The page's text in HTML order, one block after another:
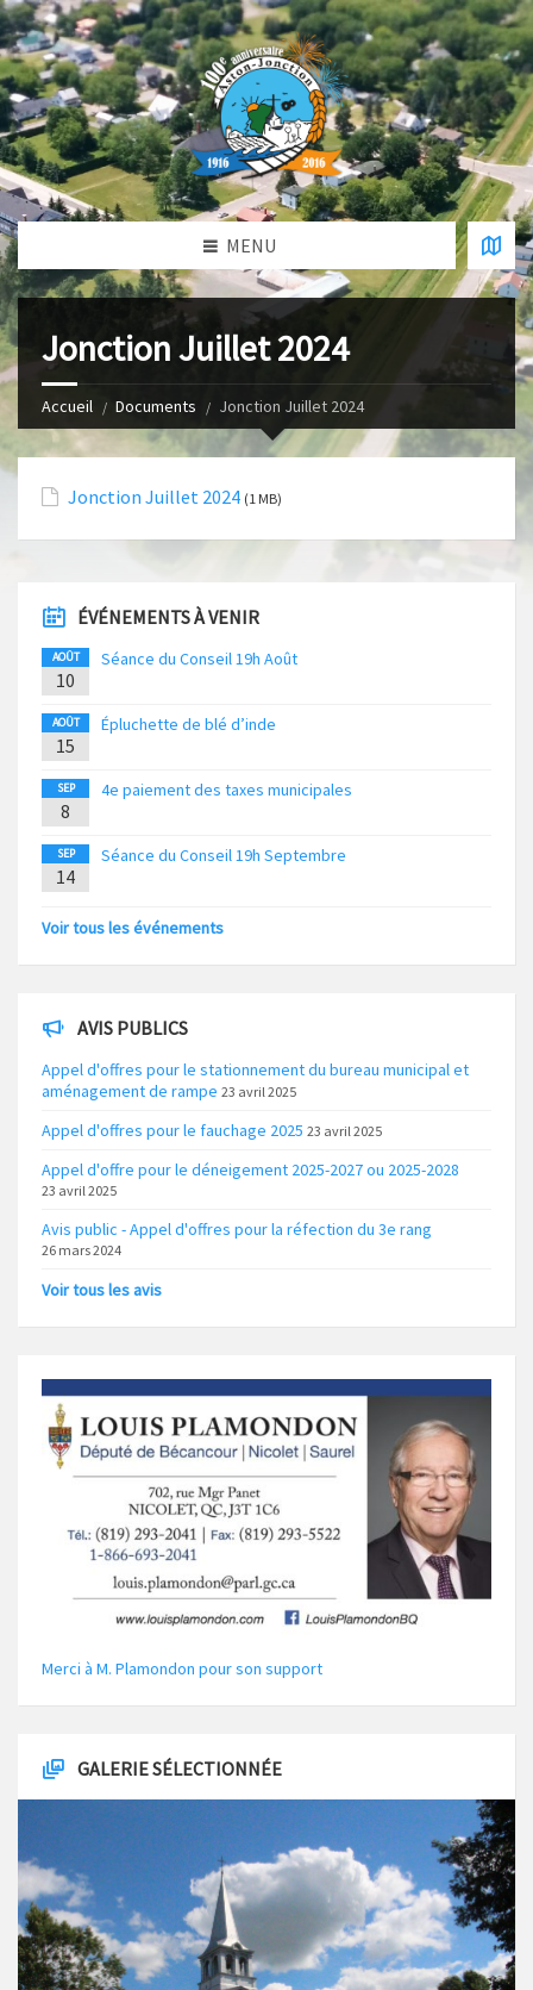
MENU
Jonction Juillet 2024
Accueil Documents Jonction Juillet 2024
Jonction Juillet 2024 (1 MB)
ÉVÉNEMENTS À VENIR
AOÛT
10
Séance du Conseil 19h Août
AOÛT
15
Épluchette de blé d’inde
SEP
8
4e paiement des taxes municipales
SEP
14
Séance du Conseil 19h Septembre
Voir tous les événements
AVIS PUBLICS
Appel d'offres pour le stationnement du bureau municipal et
aménagement de rampe 23 avril 2025
Appel d'offres pour le fauchage 2025 23 avril 2025
Appel d'offre pour le déneigement 2025-2027 ou 2025-2028
23 avril 2025
Avis public - Appel d'offres pour la réfection du 3e rang
26 mars 2024
Voir tous les avis
Merci à M. Plamondon pour son support
GALERIE SÉLECTIONNÉE